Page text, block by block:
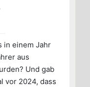
in einem Jahr
aus
Und gab
vor 2024, dass